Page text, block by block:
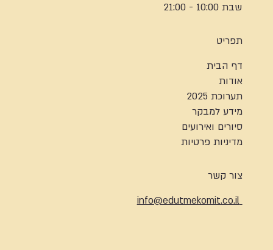
שבת 10:00 - 21:00
תפריט
דף הבית
אודות
תערוכת 2025
מידע למבקר
סיורים ואירועים
מדיניות פרטיות
צור קשר
info@edutmekomit.co.il